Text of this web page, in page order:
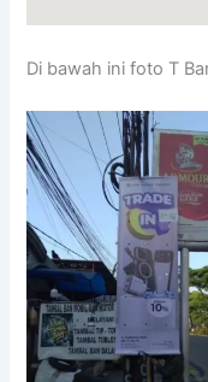
Di bawah ini foto T